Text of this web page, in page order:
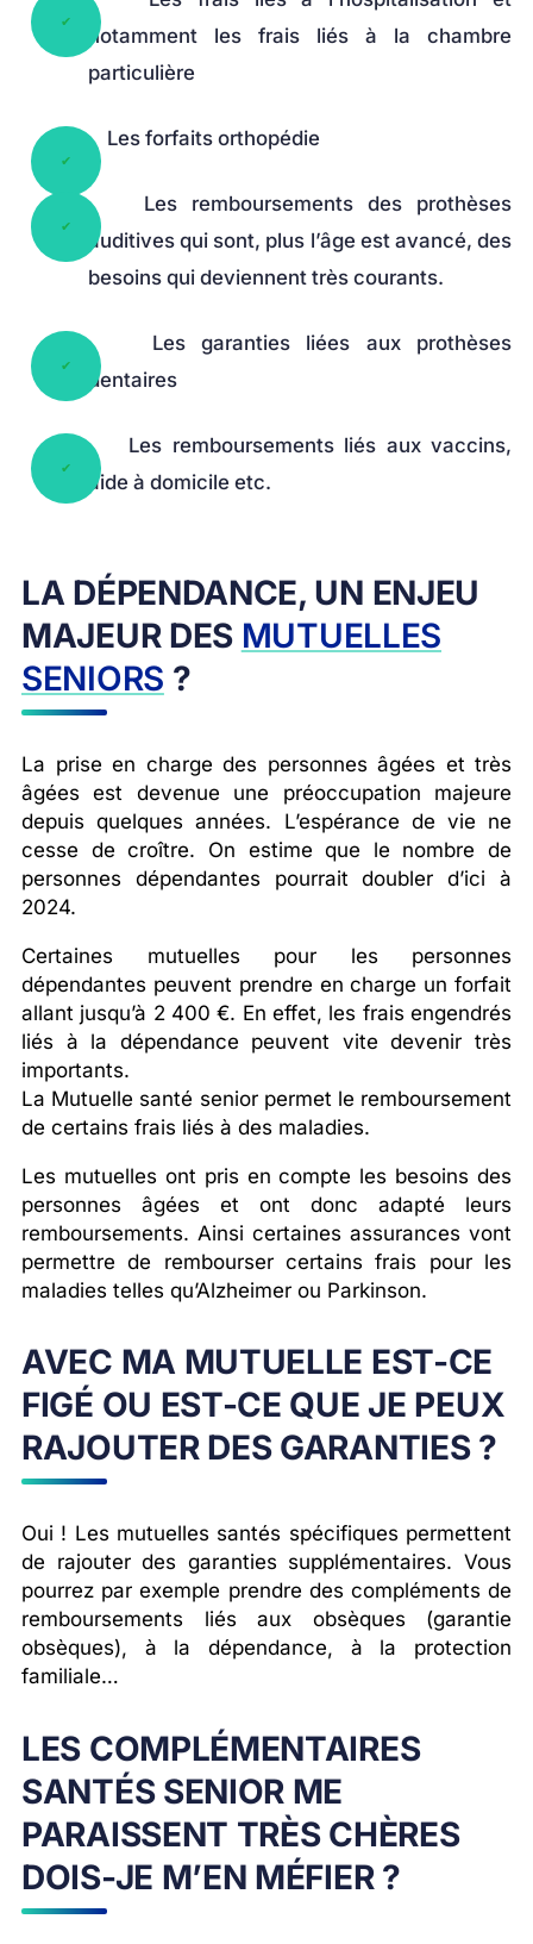
notamment les frais liés à la chambre
particulière
Les forfaits orthopédie
Les remboursements des prothèses
auditives qui sont, plus l’âge est avancé, des
besoins qui deviennent très courants.
Les garanties liées aux prothèses
dentaires
Les remboursements liés aux vaccins,
aide à domicile etc.
LA DÉPENDANCE, UN ENJEU
MAJEUR DES MUTUELLES
SENIORS ?
La prise en charge des personnes âgées et très
âgées est devenue une préoccupation majeure
depuis quelques années. L’espérance de vie ne
cesse de croître. On estime que le nombre de
personnes dépendantes pourrait doubler d’ici à
2024.
Certaines mutuelles pour les personnes
dépendantes peuvent prendre en charge un forfait
allant jusqu’à 2 400 €. En effet, les frais engendrés
liés à la dépendance peuvent vite devenir très
importants.
La Mutuelle santé senior permet le remboursement
de certains frais liés à des maladies.
Les mutuelles ont pris en compte les besoins des
personnes âgées et ont donc adapté leurs
remboursements. Ainsi certaines assurances vont
permettre de rembourser certains frais pour les
maladies telles qu’Alzheimer ou Parkinson.
AVEC MA MUTUELLE EST-CE
FIGÉ OU EST-CE QUE JE PEUX
RAJOUTER DES GARANTIES ?
Oui ! Les mutuelles santés spécifiques permettent
de rajouter des garanties supplémentaires. Vous
pourrez par exemple prendre des compléments de
remboursements liés aux obsèques (garantie
obsèques), à la dépendance, à la protection
familiale…
LES COMPLÉMENTAIRES
SANTÉS SENIOR ME
PARAISSENT TRÈS CHÈRES
DOIS-JE M’EN MÉFIER ?